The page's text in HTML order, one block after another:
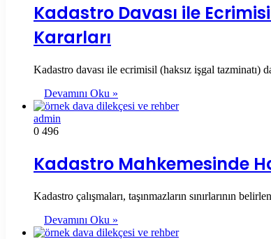
Kadastro Davası ile
Kararları
Kadastro davası ile ecrimisil (haksız işgal tazminatı)
Devamını Oku »
admin
0 496
Kadastro Mahkemesinde
Kadastro çalışmaları, taşınmazların sınırlarının
Devamını Oku »